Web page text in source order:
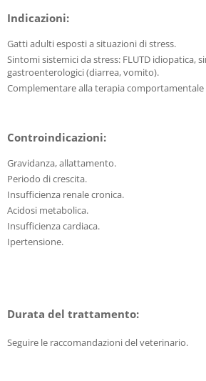
Indicazioni:
Gatti adulti esposti a situazioni di stress.
Sintomi sistemici da stress: FLUTD idiopatica,
gastroenterologici (diarrea, vomito).
Complementare alla terapia
Controindicazioni:
Gravidanza, allattamento.
Periodo di crescita.
Insufficienza renale cronica.
Acidosi metabolica.
Insufficienza cardiaca.
Ipertensione.
Durata del trattamento:
Seguire le raccomandazioni del veterinario.